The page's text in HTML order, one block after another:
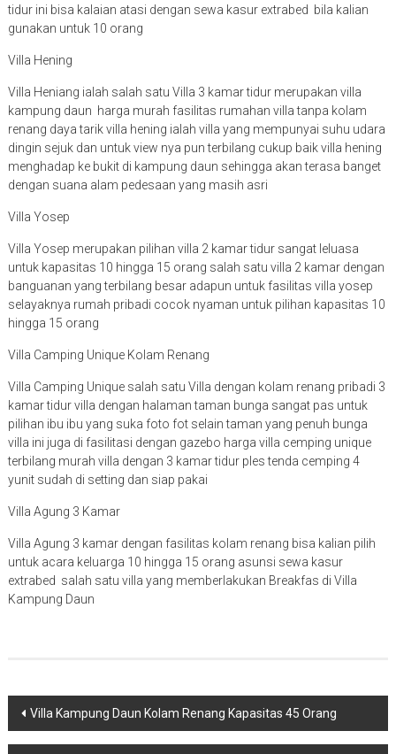
tidur ini bisa kalaian atasi dengan sewa kasur extrabed bila kalian
gunakan untuk 10 orang
Villa Hening
Villa Heniang ialah salah satu Villa 3 kamar tidur merupakan villa
kampung daun harga murah fasilitas rumahan villa tanpa kolam
renang daya tarik villa hening ialah villa yang mempunyai suhu udara
dingin sejuk dan untuk view nya pun terbilang cukup baik villa hening
menghadap ke bukit di kampung daun sehingga akan terasa banget
dengan suana alam pedesaan yang masih asri
Villa Yosep
Villa Yosep merupakan pilihan villa 2 kamar tidur sangat leluasa
untuk kapasitas 10 hingga 15 orang salah satu villa 2 kamar dengan
banguanan yang terbilang besar adapun untuk fasilitas villa yosep
selayaknya rumah pribadi cocok nyaman untuk pilihan kapasitas 10
hingga 15 orang
Villa Camping Unique Kolam Renang
Villa Camping Unique salah satu Villa dengan kolam renang pribadi 3
kamar tidur villa dengan halaman taman bunga sangat pas untuk
pilihan ibu ibu yang suka foto fot selain taman yang penuh bunga
villa ini juga di fasilitasi dengan gazebo harga villa cemping unique
terbilang murah villa dengan 3 kamar tidur ples tenda cemping 4
yunit sudah di setting dan siap pakai
Villa Agung 3 Kamar
Villa Agung 3 kamar dengan fasilitas kolam renang bisa kalian pilih
untuk acara keluarga 10 hingga 15 orang asunsi sewa kasur
extrabed salah satu villa yang memberlakukan Breakfas di Villa
Kampung Daun
Navigasi
pos
Villa Kampung Daun Kolam Renang Kapasitas 45 Orang